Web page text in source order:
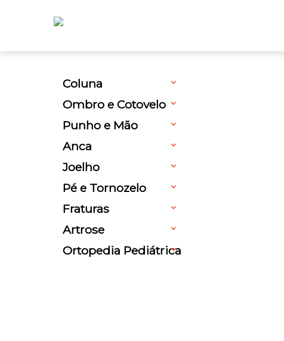
Coluna
Ombro e Cotovelo
Punho e Mão
Anca
Joelho
Pé e Tornozelo
Fraturas
Artrose
Ortopedia Pediátrica